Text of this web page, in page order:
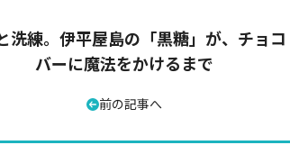
洗練。伊平屋島の「黒糖」が、チョコ
バーに魔法をかけるまで
前の記事へ